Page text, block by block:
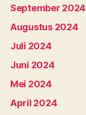
September 2024
Augustus 2024
Juli 2024
Juni 2024
Mei 2024
April 2024